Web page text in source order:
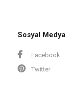
Sosyal Medya
Facebook
Twitter